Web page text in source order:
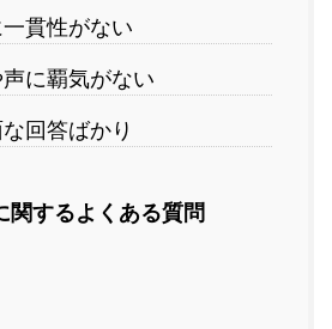
貫性がない
に覇気がない
回答ばかり
関するよくある質問